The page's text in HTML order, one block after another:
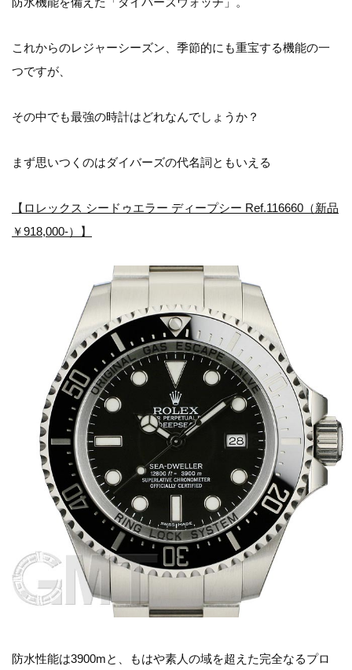
これからのレジャーシーズン、季節的にも重宝する機能の一
つですが、
その中でも最強の時計はどれなんでしょうか？
まず思いつくのはダイバーズの代名詞ともいえる
【ロレックス シードゥエラー ディープシー Ref.116660（新品
￥918,000-）】
防水性能は3900mと、もはや素人の域を超えた完全なるプロ